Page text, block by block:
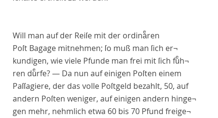
Will man auf der Reiſe mit der ordinaͤren
Poſt Bagage mitnehmen; ſo muß man ſich er¬
kundigen, wie viele Pfunde man frei mit ſich fuͤh¬
ren duͤrfe? — Da nun auf einigen Poſten einem
Paſſagiere, der das volle Poſtgeld bezahlt, 50, auf
andern Poſten weniger, auf einigen andern hinge¬
gen mehr, nehmlich etwa 60 bis 70 Pfund freige¬